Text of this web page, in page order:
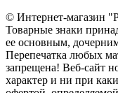
© Интернет-магазин
Товарные знаки
ее основным,
Перепечатка любых
запрещена! Веб-сайт
характер и ни при